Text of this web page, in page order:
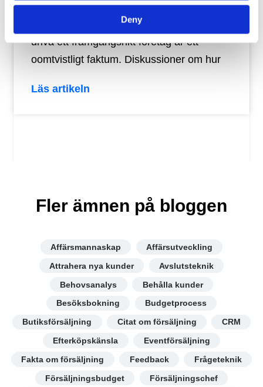
Deny
Att försäljning är A och O för att kunna
driva ett framgångsrikt företag är ett
oomtvistligt faktum. Diskussioner om hur
Läs artikeln
Fler ämnen på bloggen
Affärsmannaskap
Affärsutveckling
Attrahera nya kunder
Avslutsteknik
Behovsanalys
Behålla kunder
Besöksbokning
Budgetprocess
Butiksförsäljning
Citat om försäljning
CRM
Efterköpskänsla
Eventförsäljning
Fakta om försäljning
Feedback
Frågeteknik
Försäljningsbudget
Försäljningschef